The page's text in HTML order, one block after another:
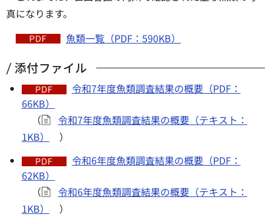
真になります。
魚類一覧（PDF：590KB）
添付ファイル
令和7年度魚類調査結果の概要（PDF：
66KB）
（
令和7年度魚類調査結果の概要（テキスト：
1KB）
）
令和6年度魚類調査結果の概要（PDF：
62KB）
（
令和6年度魚類調査結果の概要（テキスト：
1KB）
）